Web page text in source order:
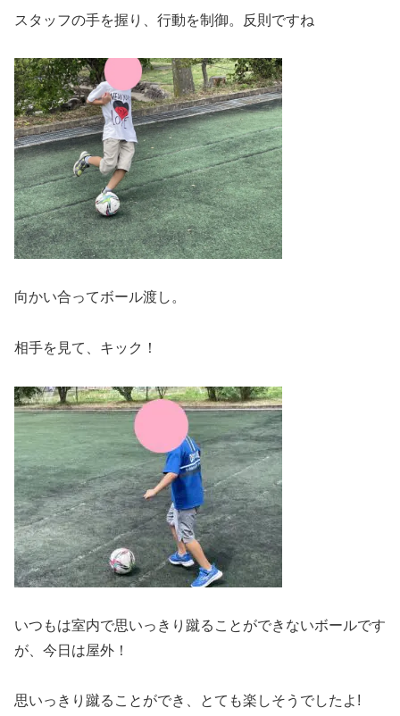
スタッフの手を握り、行動を制御。反則ですね
向かい合ってボール渡し。
相手を見て、キック！
いつもは室内で思いっきり蹴ることができないボールです
が、今日は屋外！
思いっきり蹴ることができ、とても楽しそうでしたよ!